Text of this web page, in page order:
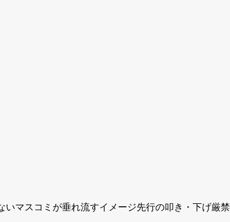
マスコミが垂れ流すイメージ先行の叩き・下げ厳禁